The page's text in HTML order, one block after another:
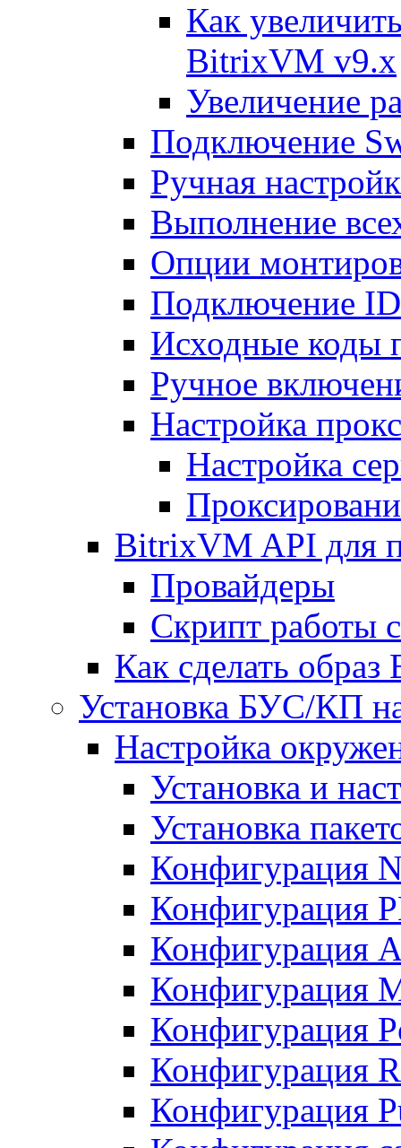
Как
BitrixVM v9.x
Увеличение
Подключение
Ручная
Выполнение
Опции
Подключение
Исходные коды
Ручное
Настройка
Настройка
BitrixVM API для
Провайдеры
Скрипт работы
Как сделать
Установка БУС/КП
Настройка
Установка и
Установка
Конфигурация
Конфигурация
Конфигурация
Конфигурация
Конфигурация
Конфигурация
Конфигурация